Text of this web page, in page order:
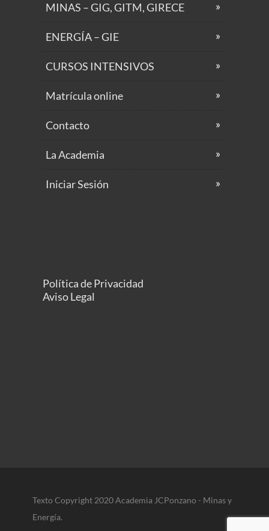
MINAS – GIG, GITM, GIRECE
ENERGÍA – GIE
CURSOS INTENSIVOS
Matrícula online
Contacto
La Academia
Iniciar Sesión
Política de Privacidad
Aviso Legal
Texto Copyright 2020 Academia JCPonzano - Minas y
Energía.